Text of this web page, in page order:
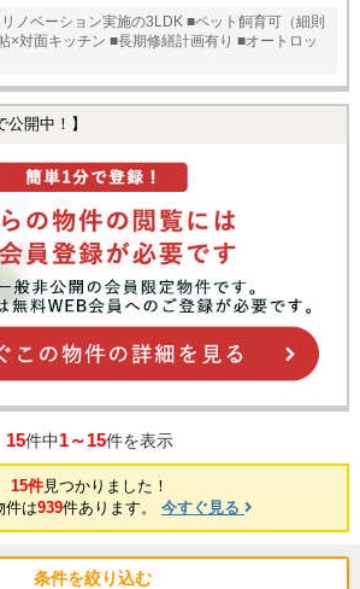
ノベーション実施の3LDK ■ペット飼育可（細則
×対面キッチン ■長期修繕計画有り ■オートロッ
公開中！】
15件中1～15件を表示
15件見つかりました！
件は939件あります。 今すぐ見る
条件を絞り込む